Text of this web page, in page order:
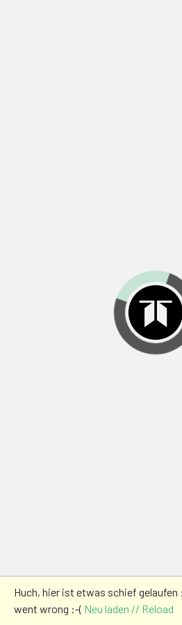
Huch, hier ist etwas schief
went wrong :-( Neu laden // Reload